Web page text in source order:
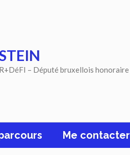
– Député bruxellois honoraire
Me contacter